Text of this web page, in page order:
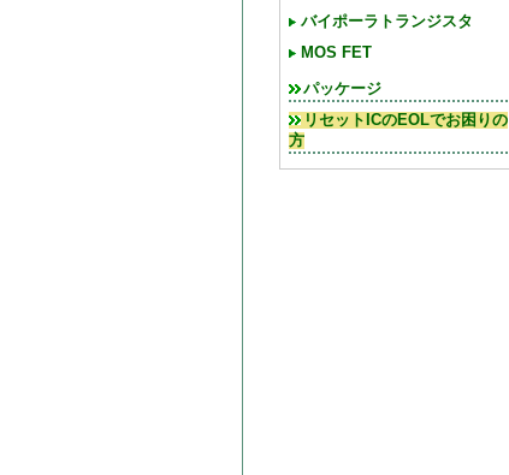
バイポーラトランジスタ
MOS FET
パッケージ
リセットICのEOLでお困りの
方